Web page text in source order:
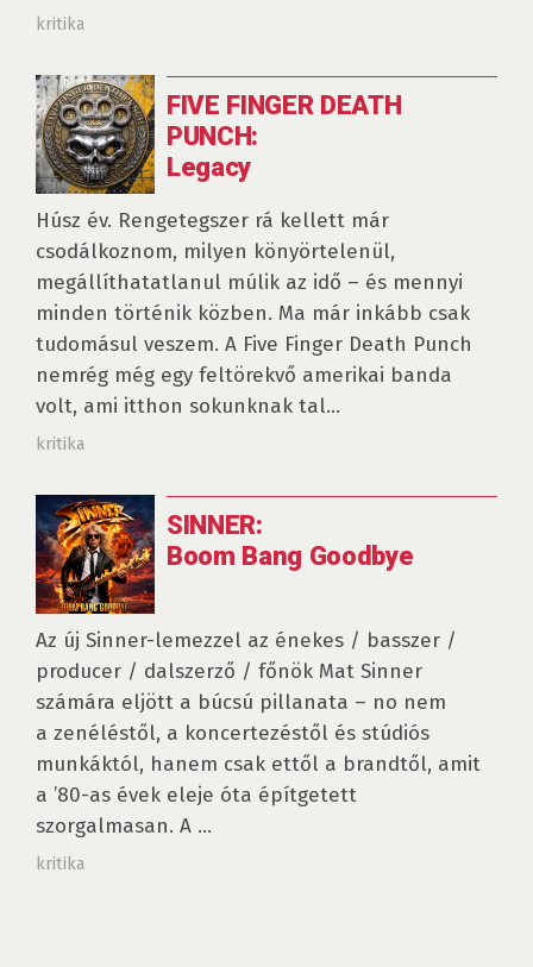
kritika
FIVE FINGER DEATH
PUNCH:
Legacy
Húsz év. Rengetegszer rá kellett már
csodálkoznom, milyen könyörtelenül,
megállíthatatlanul múlik az idő – és mennyi
minden történik közben. Ma már inkább csak
tudomásul veszem. A Five Finger Death Punch
nemrég még egy feltörekvő amerikai banda
volt, ami itthon sokunknak tal...
kritika
SINNER:
Boom Bang Goodbye
Az új Sinner-lemezzel az énekes / basszer /
producer / dalszerző / főnök Mat Sinner
számára eljött a búcsú pillanata – no nem
a zenéléstől, a koncertezéstől és stúdiós
munkáktól, hanem csak ettől a brandtől, amit
a ’80-as évek eleje óta építgetett
szorgalmasan. A ...
kritika